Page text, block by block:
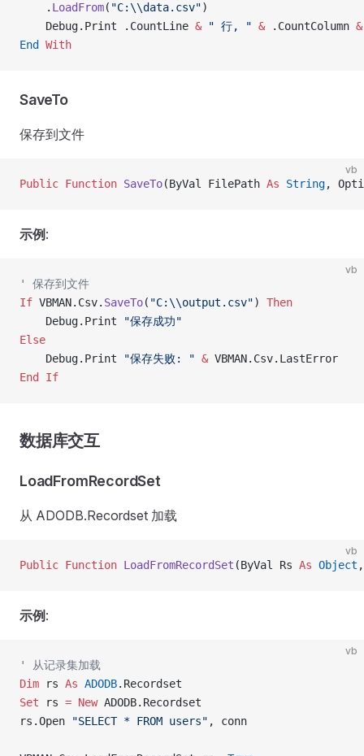
    .
LoadFrom( "C:\\data.csv")
    Debug.Print .CountLine
& " 行, " & .CountColumn &
End
With
SaveTo
保存到文件
vb
Public Function SaveTo(ByVal FilePath As String,
示例 :
vb
' 保存到文件
If VBMAN.Csv. SaveTo( "C:\\output.csv") Then
    Debug.Print
"保存成功"
Else
    Debug.Print
"保存失败: " & VBMAN.Csv.LastError
End If
数据库交互
LoadFromRecordSet
从 ADODB.Recordset 加载
vb
Public Function LoadFromRecordSet (ByVal Rs As Object
示例 :
vb
' 从记录集加载
Dim rs As ADODB.Recordset
Set
rs = New ADODB.Recordset
rs.Open
"SELECT * FROM users" , conn